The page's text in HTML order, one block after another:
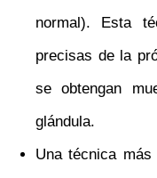
normal). Esta
precisas de la
se obtengan
glándula.
Una técnica